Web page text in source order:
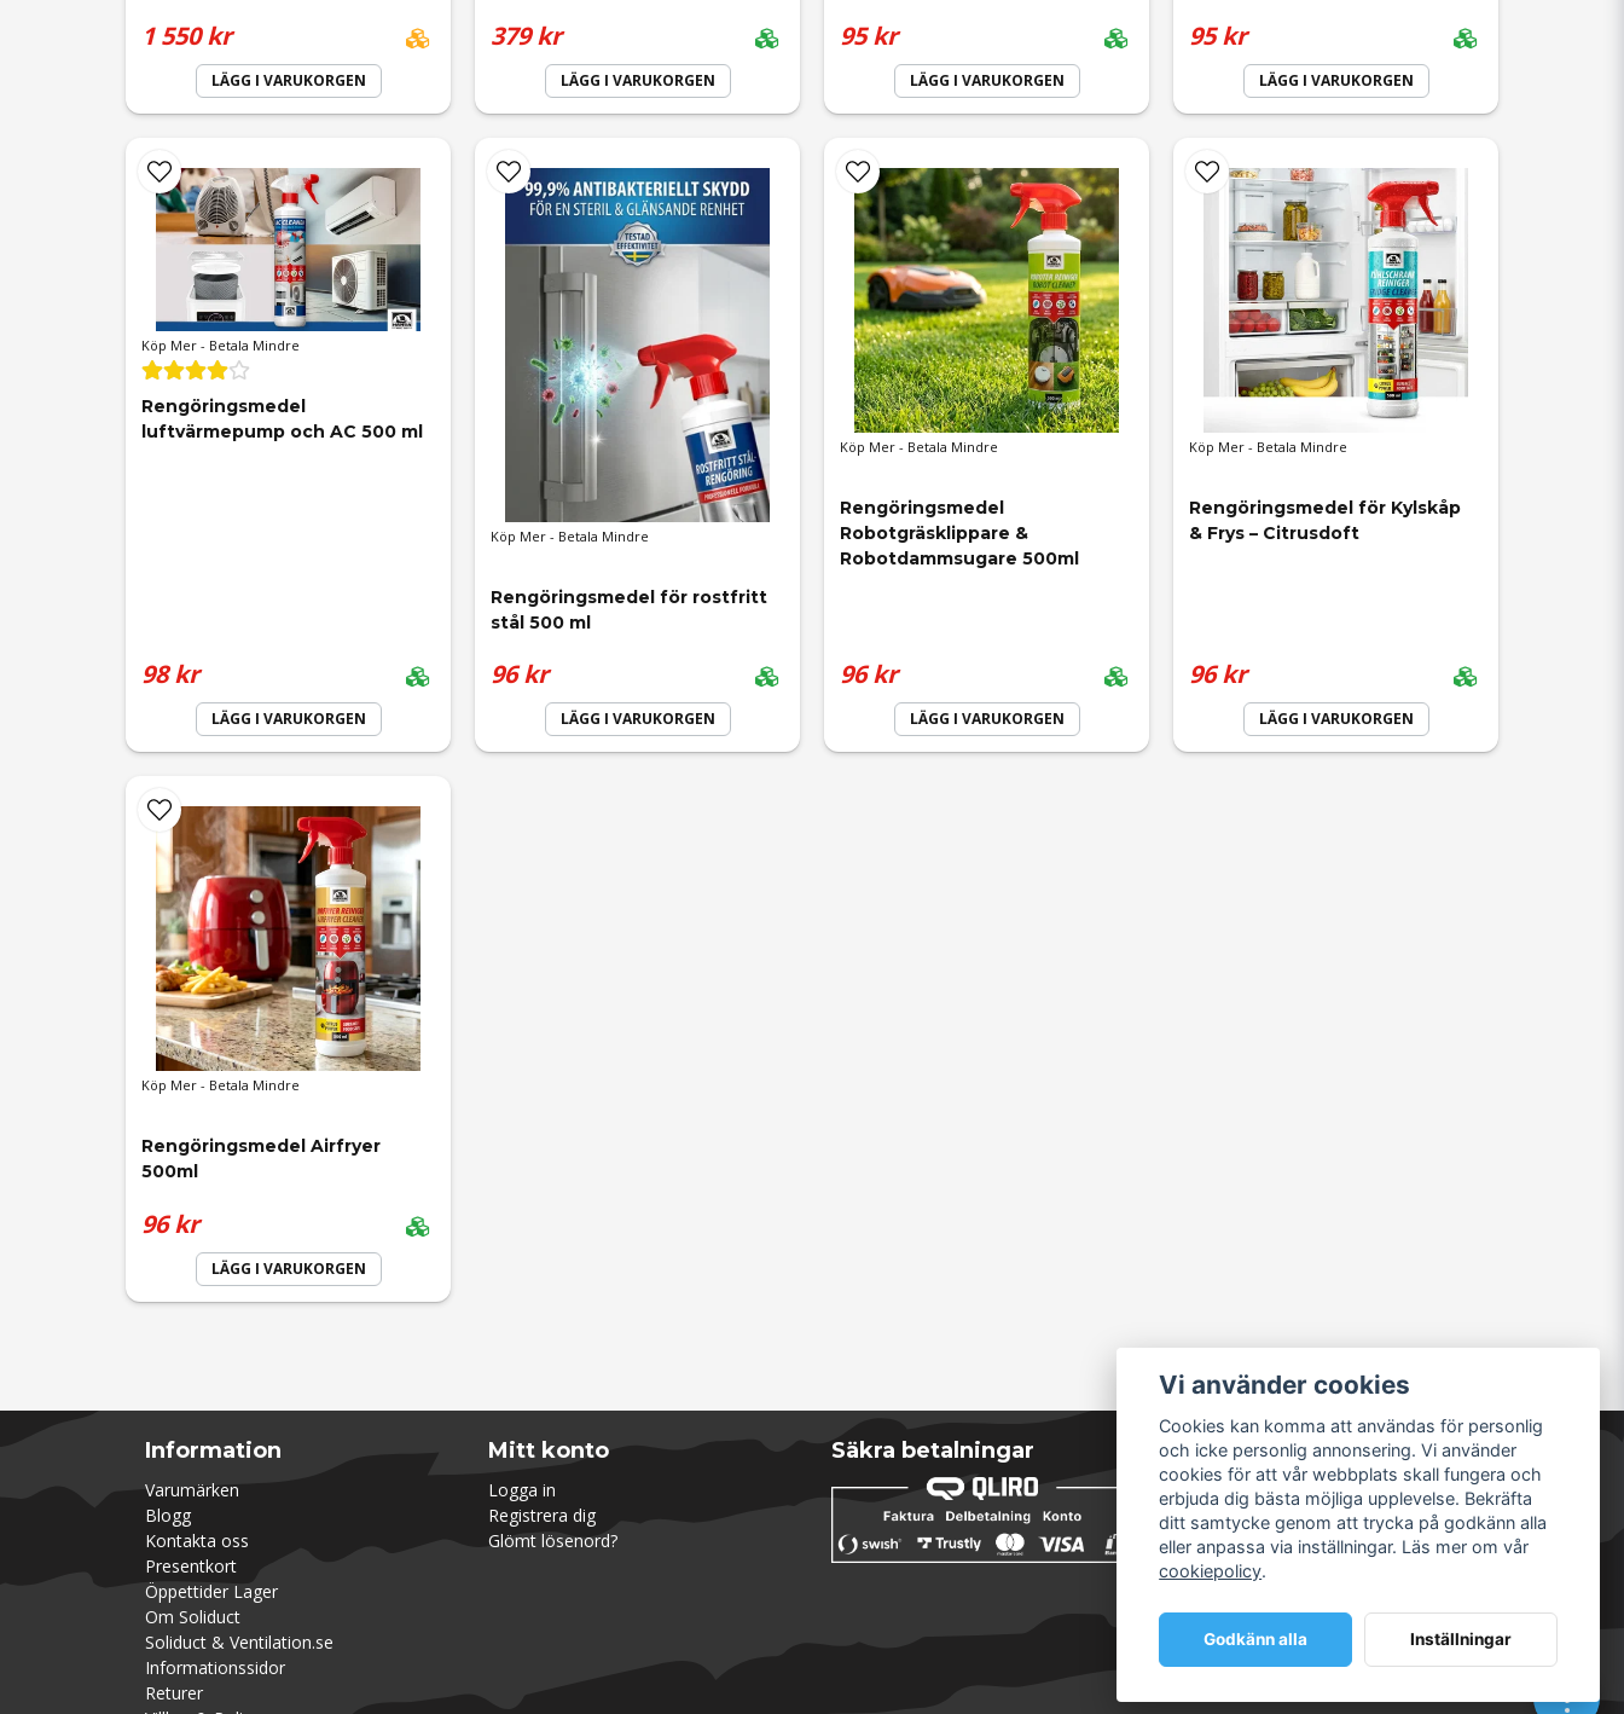
1 550 kr
LÄGG I VARUKORGEN
379 kr
LÄGG I VARUKORGEN
95 kr
LÄGG I VARUKORGEN
95 kr
LÄGG I VARUKORGEN
Köp Mer - Betala Mindre
Rengöringsmedel
luftvärmepump och AC 500 ml
98 kr
LÄGG I VARUKORGEN
Köp Mer - Betala Mindre
Rengöringsmedel för rostfritt
stål 500 ml
96 kr
LÄGG I VARUKORGEN
Köp Mer - Betala Mindre
Rengöringsmedel
Robotgräsklippare &
Robotdammsugare 500ml
96 kr
LÄGG I VARUKORGEN
Köp Mer - Betala Mindre
Rengöringsmedel för Kylskåp
& Frys – Citrusdoft
96 kr
LÄGG I VARUKORGEN
Köp Mer - Betala Mindre
Rengöringsmedel Airfryer
500ml
96 kr
LÄGG I VARUKORGEN
Information
Varumärken
Blogg
Kontakta oss
Presentkort
Öppettider Lager
Om Soliduct
Soliduct & Ventilation.se
Informationssidor
Returer
Mitt konto
Logga in
Registrera dig
Glömt lösenord?
Säkra betalningar
Vi använder cookies
Cookies kan komma att användas för personlig
och icke personlig annonsering. Vi använder
cookies för att vår webbplats skall fungera och
erbjuda dig bästa möjliga upplevelse. Bekräfta
ditt samtycke genom att trycka på godkänn alla
eller anpassa via inställningar. Läs mer om vår
cookiepolicy.
Godkänn alla Inställningar